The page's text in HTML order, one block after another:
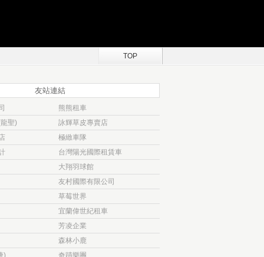
TOP
友站連結
熊熊租車
聖)
詠輝草皮專賣店
極緻車隊
台灣陽光國際租賃車
大翔羽球館
友村國際有限公司
草莓世界
宜蘭偉世紀租車
芳凌企業
森林小鹿
)
奇蹟樂團